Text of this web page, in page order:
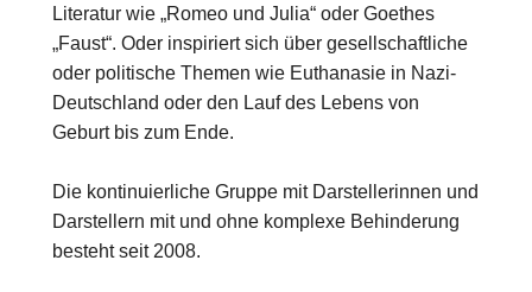
Literatur wie „Romeo und Julia“ oder Goethes
„Faust“. Oder inspiriert sich über gesellschaftliche
oder politische Themen wie Euthanasie in Nazi-
Deutschland oder den Lauf des Lebens von
Geburt bis zum Ende.
Die kontinuierliche Gruppe mit Darstellerinnen und
Darstellern mit und ohne komplexe Behinderung
besteht seit 2008.